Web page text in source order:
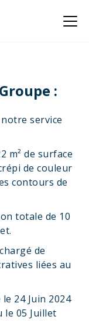
:
service
m² de surface
de couleur
contours de
totale de 10
de
liées au
24 Juin 2024
le 05 Juillet